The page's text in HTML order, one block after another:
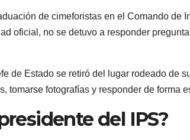
de cimeforistas en el Comando de
oficial, no se detuvo a responder
de Estado se retiró del lugar rodeado de
tomarse fotografías y responder de forma
del IPS?